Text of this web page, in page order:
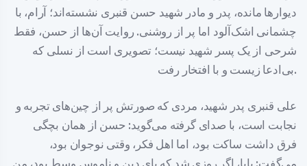
دیوارها مانده، پدر و مادر شهید حسن قنبری نشسته‌اند؛ آرام، با
چشمانی اشک‌آلود اما پر از روشنی. روایت آن‌ها از حسن، فقط
شرحی از یک پسر شهید نیست؛ تصویری است از نسلی که
بی‌ادعا زیست و با افتخار رفت.
علی قنبری پدر شهید، مردی که صورتش پر از چین‌های تجربه و
نجابت است، با صدای گرفته می‌گوید: حسن از همان بچگی
فرق داشت ساکت بود، اما اهل فکر، وقتی نوجوان بود،